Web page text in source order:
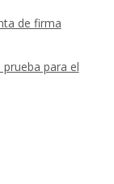
de firma
prueba para el